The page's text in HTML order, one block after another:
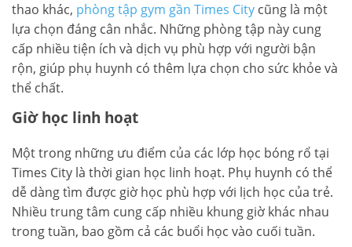
thao khác, phòng tập gym gần Times City cũng là một
lựa chọn đáng cân nhắc. Những phòng tập này cung
cấp nhiều tiện ích và dịch vụ phù hợp với người bận
rộn, giúp phụ huynh có thêm lựa chọn cho sức khỏe và
thể chất.
Giờ học linh hoạt
Một trong những ưu điểm của các lớp học bóng rổ tại
Times City là thời gian học linh hoạt. Phụ huynh có thể
dễ dàng tìm được giờ học phù hợp với lịch học của trẻ.
Nhiều trung tâm cung cấp nhiều khung giờ khác nhau
trong tuần, bao gồm cả các buổi học vào cuối tuần.